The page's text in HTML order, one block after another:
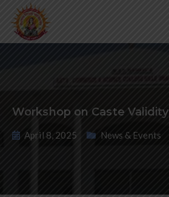
Workshop on Caste Validity
April 8, 2025 News & Events